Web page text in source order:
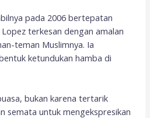
pada 2006 bertepatan
terkesan dengan amalan
teman Muslimnya. Ia
ketundukan hamba di
bukan karena tertarik
semata untuk mengekspresikan